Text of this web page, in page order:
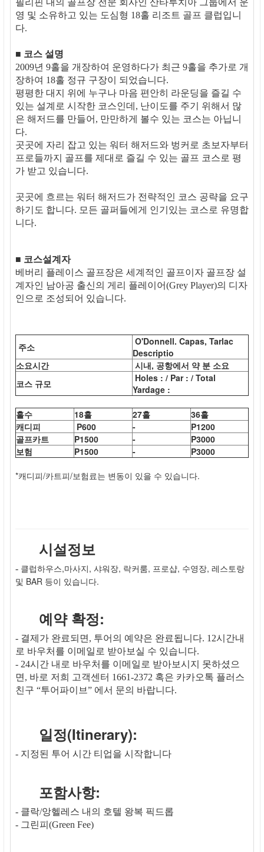
필리핀 내의 골프장 전문 회사인 산타루치아 그룹에서 운
영 및 소유하고 있는 도심형 18홀 리조트 골프 클럽입니
다.
■ 코스 설명
2009년 9홀을 개장하여 운영하다가 최근 9홀을 추가로 개
장하여 18홀 정규 구장이 되었습니다.
평평한 대지 위에 누구나 마음 편안히 라운딩을 즐길 수
있는 설계로 시작한 코스인데, 난이도를 주기 위해서 많
은 해저드를 만들어, 만만하게 볼수 있는 코스는 아닙니
다.
곳곳에 자리 잡고 있는 워터 해저드와 벙커로 초보자부터
프로들까지 골프를 제대로 즐길 수 있는 골프 코스로 평
가 받고 있습니다.
곳곳에 흐르는 워터 해저드가 전략적인 코스 공략을 요구
하기도 합니다. 모든 골퍼들에게 인기있는 코스로 유명합
니다.
■ 코스설계자
베버리 플레이스 골프장은 세계적인 골프이자 골프장 설
계자인 남아공 출신의 게리 플레이어(Grey Player)의 디자
인으로 조성되어 있습니다.
주소
O'Donnell. Capas, Tarlac
Descriptio
소요시간
시내, 공항에서 약 분 소요
코스 규모
Holes : / Par : / Total
Yardage :
홀수 18홀 27홀
36홀
캐디피
P600 -
P1200
골프카트
P1500 -
P3000
보험
P1500 - P3000
*캐디피/카트피/보험료는 변동이 있을 수 있습니다.
시설정보
- 클럽하우스,마사지, 샤워장, 락커룸, 프로샵, 수영장, 레스토랑
및 BAR 등이 있습니다.
예약 확정:
- 결제가 완료되면, 투어의 예약은 완료됩니다. 12시간내
로 바우처를 이메일로 받아보실 수 있습니다.
- 24시간 내로 바우처를 이메일로 받아보시지 못하셨으
면, 바로 저희 고객센터 1661-2372 혹은 카카오톡 플러스
친구 “투어파이브” 에서 문의 바랍니다.
일정(Itinerary):
- 지정된 투어 시간 티업을 시작합니다
포함사항:
- 클락/앙헬레스 내의 호텔 왕복 픽드롭
- 그린피(Green Fee)